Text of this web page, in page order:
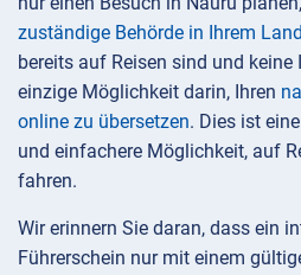
zuständige Behörde in Ihrem Land
bereits auf Reisen sind und keine
einzige Möglichkeit darin, Ihren
online zu übersetzen. Dies ist
und einfachere Möglichkeit, auf
fahren.
Wir erinnern Sie daran, dass ein
Führerschein nur mit einem